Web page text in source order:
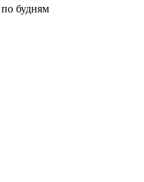
по будням